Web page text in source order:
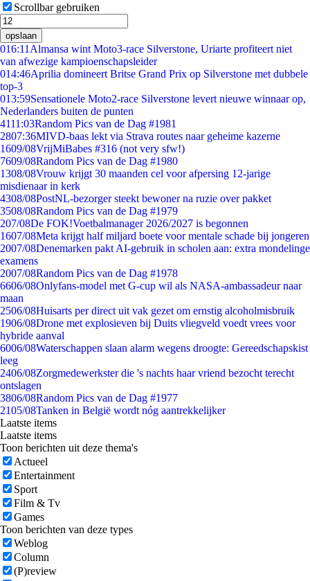
Scrollbar gebruiken
opslaan
016:11 Almansa wint Moto3-race Silverstone, Uriarte profiteert niet
van afwezige kampioenschapsleider
014:46Aprilia domineert Britse Grand Prix op Silverstone met dubbele
top-3
013:59Sensationele Moto2-race Silverstone levert nieuwe winnaar op,
Nederlanders buiten de punten
4111:03Random Pics van de Dag #1981
2807:36MIVD-baas lekt via Strava routes naar geheime kazerne
1609/08VrijMiBabes #316 (not very sfw!)
7609/08Random Pics van de Dag #1980
1308/08Vrouw krijgt 30 maanden cel voor afpersing 12-jarige
misdienaar in kerk
4308/08PostNL-bezorger steekt bewoner na ruzie over pakket
3508/08Random Pics van de Dag #1979
207/08De FOK!Voetbalmanager 2026/2027 is begonnen
1607/08Meta krijgt half miljard boete voor mentale schade bij jongeren
2007/08Denemarken pakt AI-gebruik in scholen aan: extra mondelinge
examens
2007/08Random Pics van de Dag #1978
6606/08Onlyfans-model met G-cup wil als NASA-ambassadeur naar
maan
2506/08Huisarts per direct uit vak gezet om ernstig alcoholmisbruik
1906/08Drone met explosieven bij Duits vliegveld voedt vrees voor
hybride aanval
6006/08Waterschappen slaan alarm wegens droogte: Gereedschapskist
leeg
2406/08Zorgmedewerkster die 's nachts haar vriend bezocht terecht
ontslagen
3806/08Random Pics van de Dag #1977
2105/08Tanken in België wordt nóg aantrekkelijker
Laatste items
Laatste items
Toon berichten uit deze thema's
Actueel
Entertainment
Sport
Film & Tv
Games
Toon berichten van deze types
Weblog
Column
(P)review